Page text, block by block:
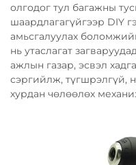
олгодог тул багажны
шаардлагагүйгээр DIY
амьсгалуулах
нь утаслагат
ажлын газар, эсвэл
сэргийлж, түгшрэлгүй,
хурдан чөлөөлөх